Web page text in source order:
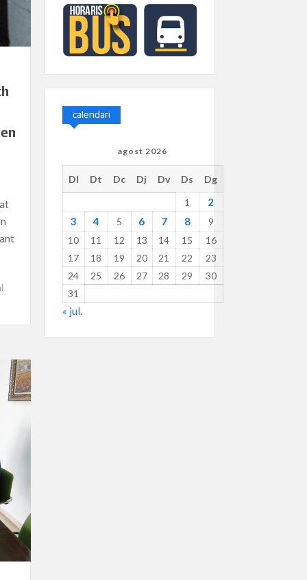
calendari
agost 2026
Dl Dt Dc Dj Dv Ds
Dg
1
2
3
4 5 6 7 8
9
10
11 12 13 14 15
16
17
18 19 20 21 22
23
24
25 26 27 28 29
30
31
« jul.